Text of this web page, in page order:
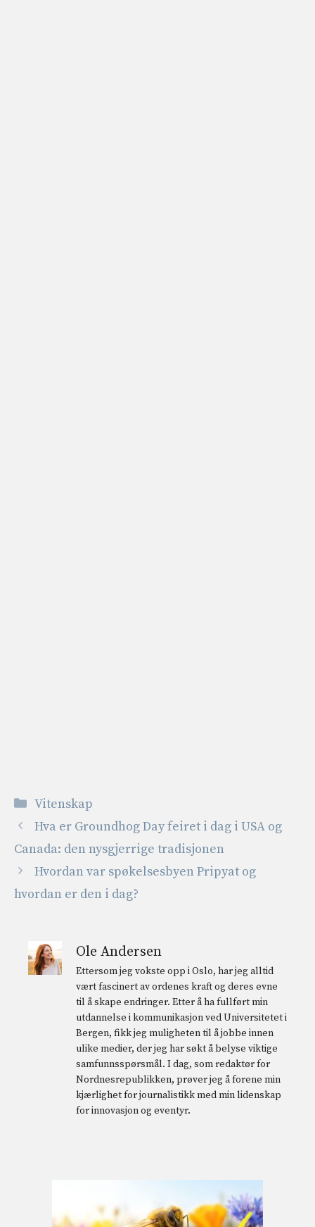
Kategorier
Vitenskap
Hva er Groundhog Day feiret i dag i USA og
Canada: den nysgjerrige tradisjonen
Hvordan var spøkelsesbyen Pripyat og
hvordan er den i dag?
Ole Andersen
Ettersom jeg vokste opp i Oslo, har jeg alltid
vært fascinert av ordenes kraft og deres evne
til å skape endringer. Etter å ha fullført min
utdannelse i kommunikasjon ved Universitetet i
Bergen, fikk jeg muligheten til å jobbe innen
ulike medier, der jeg har søkt å belyse viktige
samfunnsspørsmål. I dag, som redaktør for
Nordnesrepublikken, prøver jeg å forene min
kjærlighet for journalistikk med min lidenskap
for innovasjon og eventyr.